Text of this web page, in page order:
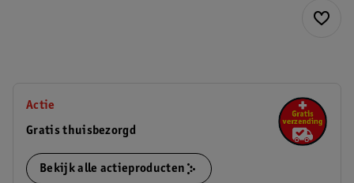
Actie
Gratis thuisbezorgd
Bekijk alle actieproducten